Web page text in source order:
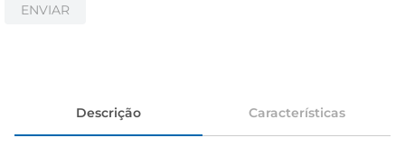
ENVIAR
Descrição Características